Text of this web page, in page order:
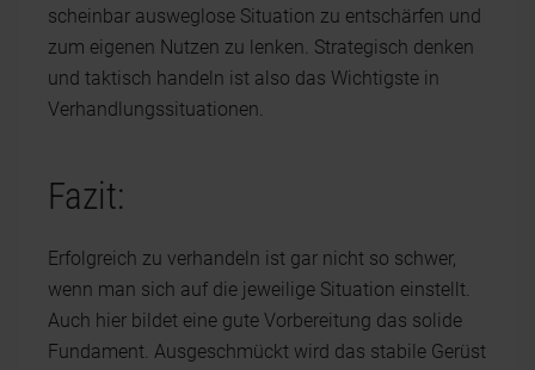
scheinbar ausweglose Situation zu entschärfen und
zum eigenen Nutzen zu lenken. Strategisch denken
und taktisch handeln ist also das Wichtigste in
Verhandlungssituationen.
Fazit:
Erfolgreich zu verhandeln ist gar nicht so schwer,
wenn man sich auf die jeweilige Situation einstellt.
Auch hier bildet eine gute Vorbereitung das solide
Fundament. Ausgeschmückt wird das stabile Gerüst